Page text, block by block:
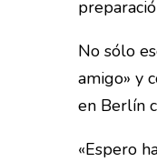
No sólo
amigo» y
en Berlín
«Espero